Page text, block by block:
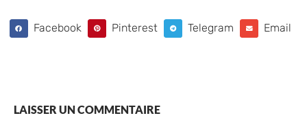
Facebook Pinterest Telegram Email
LAISSER UN COMMENTAIRE